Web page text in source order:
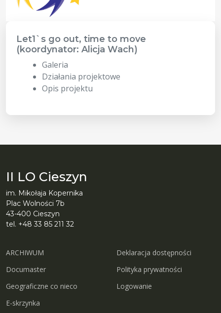
Let1`s go out, time to move
(koordynator: Alicja Wach)
Galeria
Działania projektowe
Opis projektu
II LO Cieszyn
im. Mikołaja Kopernika
Plac Wolności 7b
43-400 Cieszyn
tel. +48 33 85 211 32
ARCHIWUM
Documaster
Geograficzne co nieco
E-skrzynka
Deklaracja dostępności
Polityka prywatności
Logowanie